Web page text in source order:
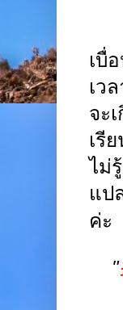
เบื่
เว
จะ
เรี
ไม่
แป
ค่ะ
"